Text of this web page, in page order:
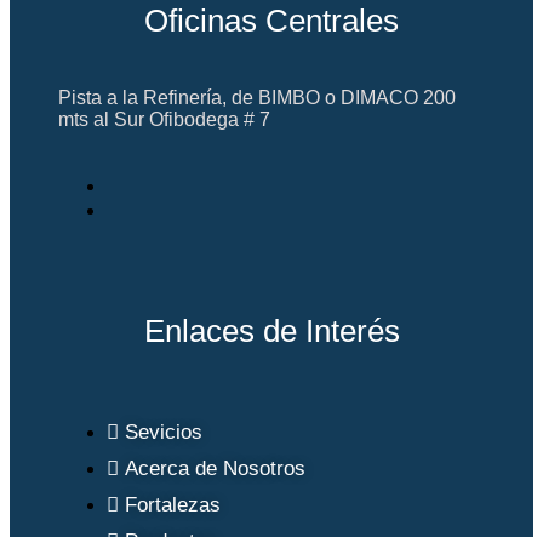
Oficinas Centrales
Pista a la Refinería, de BIMBO o DIMACO 200
mts al Sur Ofibodega # 7
Enlaces de Interés
Sevicios
Acerca de Nosotros
Fortalezas